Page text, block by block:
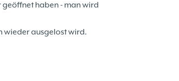
geöffnet haben - man wird
wieder ausgelost wird.